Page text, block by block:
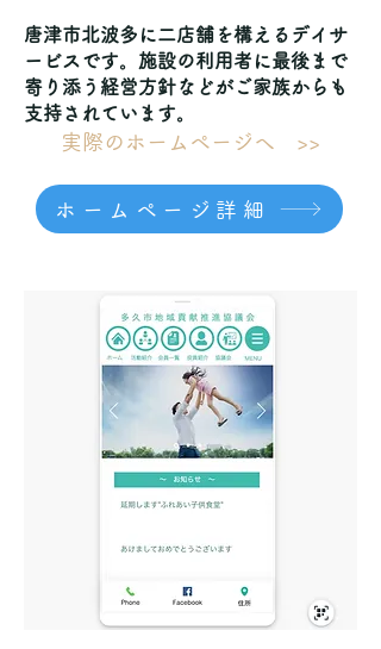
唐津市北波多に二店舗を構えるデイサ
ービスです。施設の利用者に最後まで
寄り添う経営方針などがご家族からも
支持されています。
実際のホームページへ >>
ホームページ詳細